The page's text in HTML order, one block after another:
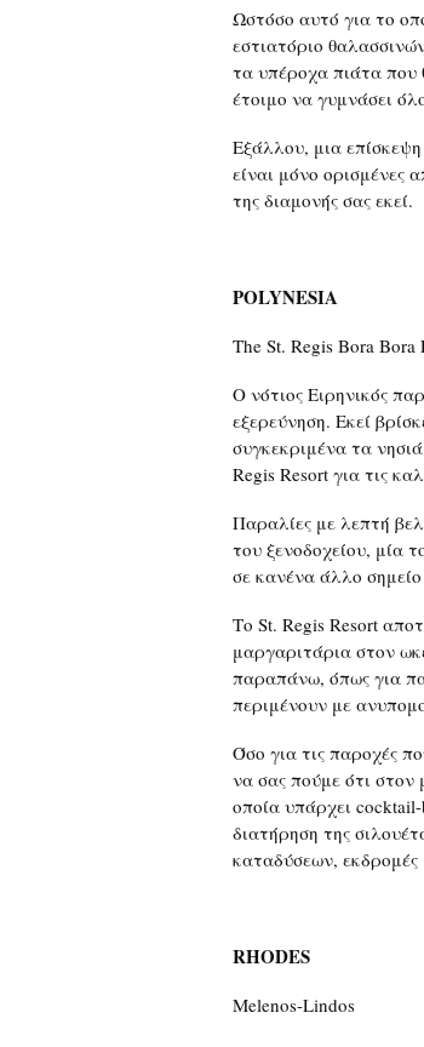
Ωστόσο αυτό για το
εστιατόριο
τα υπέροχα πιάτα που
έτοιμο να γυμνάσει
Εξάλλου, μια
είναι μόνο ορισμένες
της διαμονής σας εκεί.
POLYNESIA
The St. Regis Bora Bora
Ο νότιος Ειρηνικός
εξερεύνηση. Εκεί
συγκεκριμένα τα
Regis Resort για τις
Παραλίες με λεπτή
του ξενοδοχείου, μία
σε κανένα άλλο σημείο
Το St. Regis Resort
μαργαριτάρια στον
παραπάνω, όπως για
περιμένουν με
Όσο για τις παροχές
να σας πούμε ότι
οποία υπάρχει
διατήρηση της
καταδύσεων,
RHODES
Melenos-Lindos